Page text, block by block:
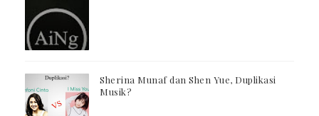
Sherina Munaf dan Shen Yue, Duplikasi
Musik?